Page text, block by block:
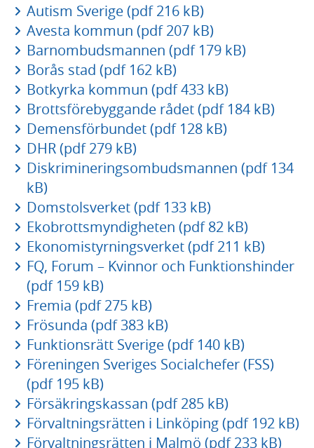
Autism Sverige (pdf 216 kB)
Avesta kommun (pdf 207 kB)
Barnombudsmannen (pdf 179 kB)
Borås stad (pdf 162 kB)
Botkyrka kommun (pdf 433 kB)
Brottsförebyggande rådet (pdf 184 kB)
Demensförbundet (pdf 128 kB)
DHR (pdf 279 kB)
Diskrimineringsombudsmannen (pdf 134
kB)
Domstolsverket (pdf 133 kB)
Ekobrottsmyndigheten (pdf 82 kB)
Ekonomistyrningsverket (pdf 211 kB)
FQ, Forum – Kvinnor och Funktionshinder
(pdf 159 kB)
Fremia (pdf 275 kB)
Frösunda (pdf 383 kB)
Funktionsrätt Sverige (pdf 140 kB)
Föreningen Sveriges Socialchefer (FSS)
(pdf 195 kB)
Försäkringskassan (pdf 285 kB)
Förvaltningsrätten i Linköping (pdf 192 kB)
Förvaltningsrätten i Malmö (pdf 233 kB)